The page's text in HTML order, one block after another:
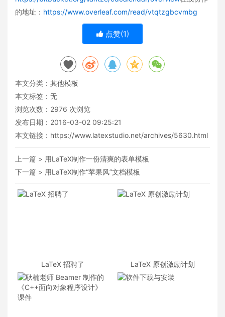
的地址： https://www.overleaf.com/read/vtqtzgbcvmbg
点赞(1)
本文分类： 其他模板
本文标签：无
浏览次数： 2976 次浏览
发布日期：2016-03-02 09:25:21
本文链接： https://www.latexstudio.net/archives/5630.html
上一篇 > 用LaTeX制作一份清爽的表单模板
下一篇 > 用LaTeX制作“苹果风”文档模板
LaTeX 招聘了 LaTeX 原创激励计划